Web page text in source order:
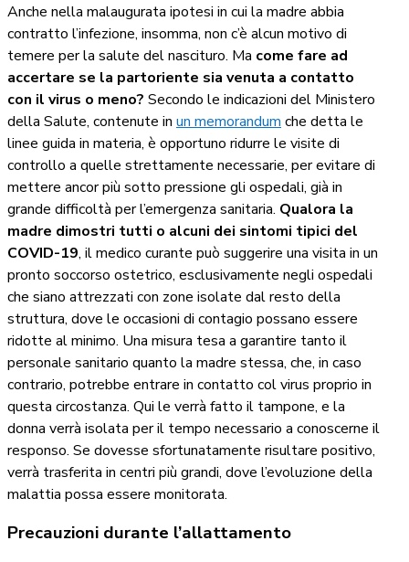
Anche nella malaugurata ipotesi in cui la madre abbia
contratto l’infezione, insomma, non c’è alcun motivo di
temere per la salute del nascituro. Ma come fare ad
accertare se la partoriente sia venuta a contatto
con il virus o meno? Secondo le indicazioni del Ministero
della Salute, contenute in un memorandum che detta le
linee guida in materia, è opportuno ridurre le visite di
controllo a quelle strettamente necessarie, per evitare di
mettere ancor più sotto pressione gli ospedali, già in
grande difficoltà per l’emergenza sanitaria. Qualora la
madre dimostri tutti o alcuni dei sintomi tipici del
COVID-19, il medico curante può suggerire una visita in un
pronto soccorso ostetrico, esclusivamente negli ospedali
che siano attrezzati con zone isolate dal resto della
struttura, dove le occasioni di contagio possano essere
ridotte al minimo. Una misura tesa a garantire tanto il
personale sanitario quanto la madre stessa, che, in caso
contrario, potrebbe entrare in contatto col virus proprio in
questa circostanza. Qui le verrà fatto il tampone, e la
donna verrà isolata per il tempo necessario a conoscerne il
responso. Se dovesse sfortunatamente risultare positivo,
verrà trasferita in centri più grandi, dove l’evoluzione della
malattia possa essere monitorata.
Precauzioni durante l’allattamento